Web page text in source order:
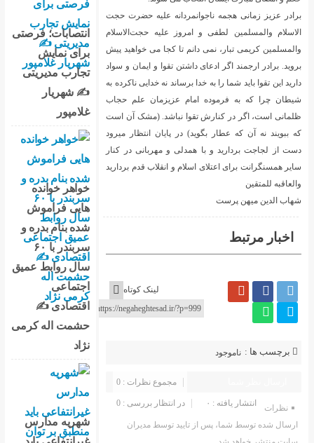
برادر عزیز زمانی هجمه ناجوانمردانه علیه حضرت حجت
الاسلام والمسلمین لطفی و امروز علیه حجت‌الاسلام
والمسلمین کریمی تبار، نمی دانم تا کجا می خواهید پیش
بروید. برادر ارجمند اگر ادعای داشتن تقوا و ایمان و سواد
دارید این تقوا باید شما را به خدا برساند نه خدایی ناکرده به
شیطان چرا که به فرموده امام عزیزمان علم حجاب
ظلمانی است، اگر در کنارش تقوا نباشد. (مشک آن است
که ببویند نه آن که عطار بگوید) در پایان انتظار میرود
دست از لجاجت بردارید و با همدلی و مهربانی در کنار
سایر همسنگرانت برای اعتلای اسلام و انقلاب قدم بردارید
والعاقبه للمتقین
شهاب الدین میهن پرست
اخبار مرتبط
لینک کوتاه
برچسب ها : ناموجود
مجموع نظرات : 0
در انتظار بررسی : 0 انتشار یافته : ۰
نظرات
ارسال شده توسط شما، پس از تایید توسط مدیران
انتصابات؛ فرصتی
برای نمایش
تجارب مدیریتی
✍ شهریار
غلامپور
خواهر خوانده
هایی فراموش
شده بنام بدره و
سربندر با ۶۰
سال روابط عمیق
اجتماعی
اقتصادی ✍
حشمت اله کرمی
نژاد
شهریه مدارس